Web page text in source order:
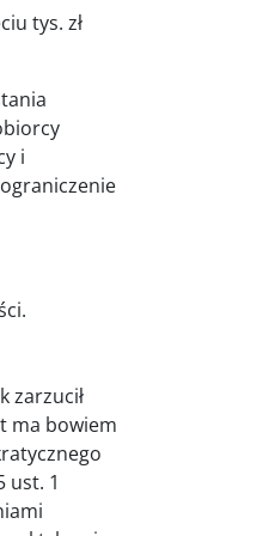
tys. zł
i
zarzucił
ma bowiem
ust. 1